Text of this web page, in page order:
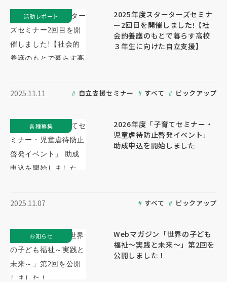
2025年度スターターズセミナ
ー2回目を開催しました!【社
会的養護のもとで暮らす高校
３年生に向けた自立支援】
2025.11.11 自立支援セミナー すべて ピックアップ
活動レポート
2026年度「子育てセミナー・
児童虐待防止啓発イベント」
助成申込を開始しました
2025.11.07 すべて ピックアップ
各種募集
Webマガジン「世界の子ども
福祉～実践と未来～」第2回を
公開しました！
お知らせ